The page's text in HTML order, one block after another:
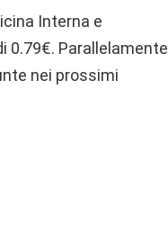
Interna e
0.79€. Parallelamente
nei prossimi